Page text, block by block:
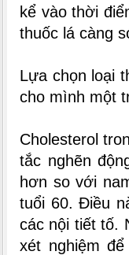
kể vào thời
thuốc lá càng
Lựa chọn loại
cho mình một
Cholesterol
tắc nghẽn
hơn so với
tuổi 60. Điều
các nội tiết tố.
xét nghiệm